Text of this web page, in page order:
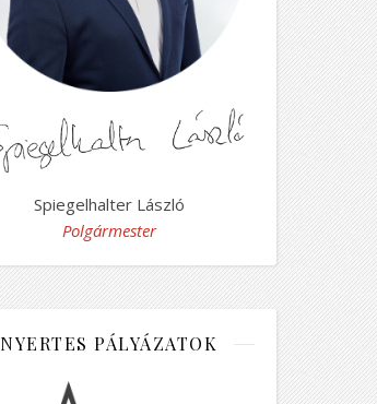
Spiegelhalter László
Polgármester
NYERTES PÁLYÁZATOK